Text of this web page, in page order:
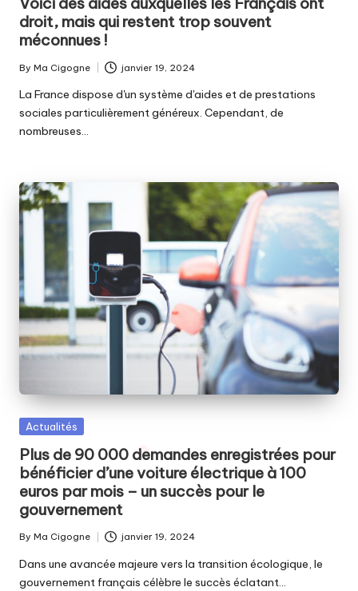
droit, mais qui restent trop souvent
méconnues !
Posted
by
By Ma Cigogne janvier 19, 2024
La France dispose d'un système d'aides et de prestations
sociales particulièrement généreux. Cependant, de
nombreuses…
Posted
Actualités
Plus de 90 000 demandes enregistrées pour
bénéficier d’une voiture électrique à 100
euros par mois – un succès pour le
gouvernement
Posted
by
By Ma Cigogne janvier 19, 2024
Dans une avancée majeure vers la transition écologique, le
gouvernement français célèbre le succès éclatant…